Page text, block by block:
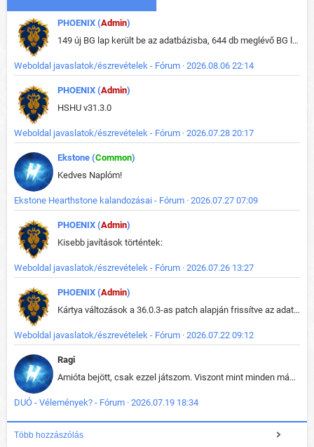
PHOENIX (Admin)
149 új BG lap került be az adatbázisba, 644 db meglévő BG lap módosult, bekerültek az új képek a megváltozott lapokhoz is.
Weboldal javaslatok/észrevételek - Fórum · 2026.08.06 22:14
PHOENIX (Admin)
HSHU v31.3.0
Weboldal javaslatok/észrevételek - Fórum · 2026.07.28 20:17
Ekstone (Common)
Kedves Naplóm!
Ekstone Hearthstone kalandozásai - Fórum · 2026.07.27 07:09
PHOENIX (Admin)
Kisebb javítások történtek:
Weboldal javaslatok/észrevételek - Fórum · 2026.07.26 13:27
PHOENIX (Admin)
Kártya változások a 36.0.3-as patch alapján frissítve az adatbázisban (képek is cserélve).
Weboldal javaslatok/észrevételek - Fórum · 2026.07.22 09:12
Ragi
Amióta bejött, csak ezzel játszom. Viszont mint minden más - akár az alapjáték is, ez is baromira összetett lett. Néha már pár kör után is esélytelen az egész. Vagy irreállisan túltápol valaki, vagy lelép a partner, vagy csak hülye mint a segg. És amikor eljönne az én időm, na akkor jön el mindenki másé is. Engem jobban érdekelne, hogy ki milyen ratingen szokott játszani. Na ez lenne egy érdekes adat.
DUÓ - Vélemények? - Fórum · 2026.07.19 18:34
Több hozzászólás